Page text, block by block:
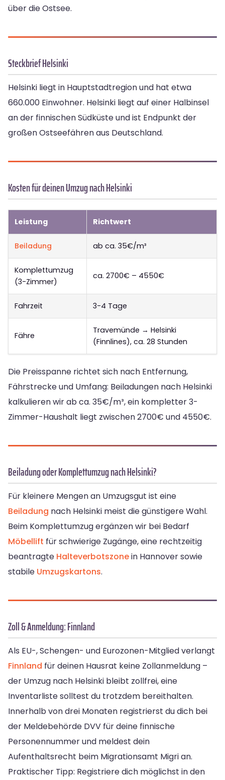
über die Ostsee.
Steckbrief Helsinki
Helsinki liegt in Hauptstadtregion und hat etwa
660.000 Einwohner. Helsinki liegt auf einer Halbinsel
an der finnischen Südküste und ist Endpunkt der
großen Ostseefähren aus Deutschland.
Kosten für deinen Umzug nach Helsinki
Leistung Richtwert
Beiladung ab ca. 35€/m³
Komplettumzug
(3-Zimmer)
ca. 2700€ – 4550€
Fahrzeit 3-4 Tage
Fähre
Travemünde → Helsinki
(Finnlines), ca. 28 Stunden
Die Preisspanne richtet sich nach Entfernung,
Fährstrecke und Umfang: Beiladungen nach Helsinki
kalkulieren wir ab ca. 35€/m³, ein kompletter 3-
Zimmer-Haushalt liegt zwischen 2700€ und 4550€.
Beiladung oder Komplettumzug nach Helsinki?
Für kleinere Mengen an Umzugsgut ist eine
Beiladung nach Helsinki meist die günstigere Wahl.
Beim Komplettumzug ergänzen wir bei Bedarf
Möbellift für schwierige Zugänge, eine rechtzeitig
beantragte Halteverbotszonein Hannover sowie
stabile Umzugskartons.
Zoll & Anmeldung: Finnland
Als EU-, Schengen- und Eurozonen-Mitglied verlangt
Finnland für deinen Hausrat keine Zollanmeldung –
der Umzug nach Helsinki bleibt zollfrei, eine
Inventarliste solltest du trotzdem bereithalten.
Innerhalb von drei Monaten registrierst du dich bei
der Meldebehörde DVV für deine finnische
Personennummer und meldest dein
Aufenthaltsrecht beim Migrationsamt Migri an.
Praktischer Tipp: Registriere dich möglichst in den